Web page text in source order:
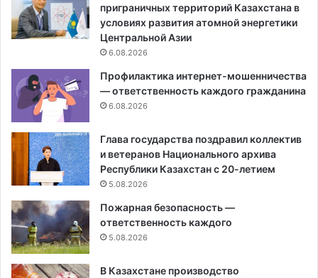
приграничных территорий Казахстана в
условиях развития атомной энергетики
Центральной Азии
6.08.2026
Профилактика интернет-мошенничества
— ответственность каждого гражданина
6.08.2026
Глава государства поздравил коллектив
и ветеранов Национального архива
Республики Казахстан с 20-летием
5.08.2026
Пожарная безопасность —
ответственность каждого
5.08.2026
В Казахстане производство